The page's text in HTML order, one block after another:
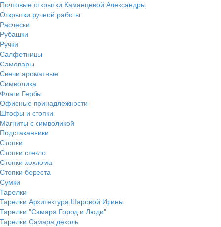
Почтовые открытки Каманцевой Александры
Открытки ручной работы
Расчески
Рубашки
Ручки
Салфетницы
Самовары
Свечи ароматные
Символика
Флаги Гербы
Офисные принадлежности
Штофы и стопки
Магниты с символикой
Подстаканники
Стопки
Стопки стекло
Стопки хохлома
Стопки береста
Сумки
Тарелки
Тарелки Архитектура Шаровой Ирины
Тарелки "Самара Город и Люди"
Тарелки Самара деколь